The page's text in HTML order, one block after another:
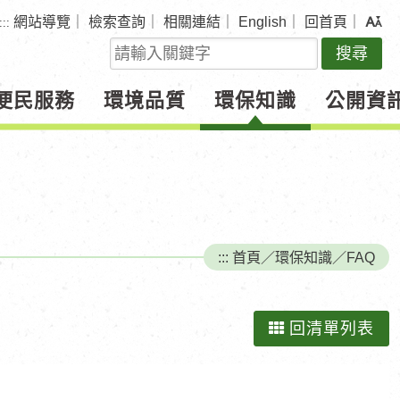
::: 網站導覽 檢索查詢 相關連結 English 回首頁
關
鍵
字
查
詢
民服務 環境品質 環保知識 公開資
::: 首頁 ／環保知識／FAQ
回清單列表